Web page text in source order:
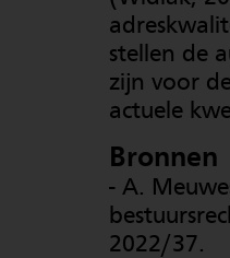
stellen de
zijn voor
actuele
Bronnen
- A.
2022/37.